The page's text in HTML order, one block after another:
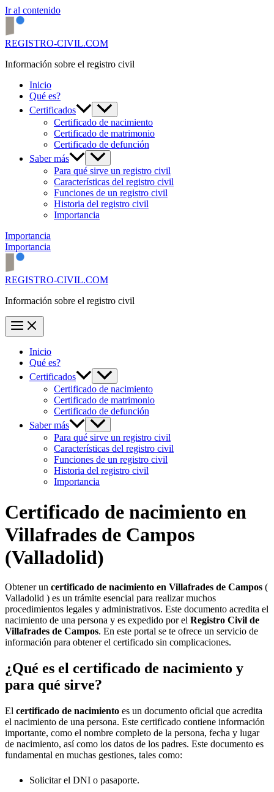
Ir al contenido
REGISTRO-CIVIL.COM
Información sobre el registro civil
Inicio
Qué es?
Certificados
Certificado de nacimiento
Certificado de matrimonio
Certificado de defunción
Saber más
Para qué sirve un registro civil
Características del registro civil
Funciones de un registro civil
Historia del registro civil
Importancia
Importancia
Importancia
REGISTRO-CIVIL.COM
Información sobre el registro civil
Inicio
Qué es?
Certificados
Certificado de nacimiento
Certificado de matrimonio
Certificado de defunción
Saber más
Para qué sirve un registro civil
Características del registro civil
Funciones de un registro civil
Historia del registro civil
Importancia
Certificado de nacimiento en
Villafrades de Campos
(Valladolid)
Obtener un certificado de nacimiento en Villafrades de Campos (
Valladolid ) es un trámite esencial para realizar muchos
procedimientos legales y administrativos. Este documento acredita el
nacimiento de una persona y es expedido por el Registro Civil de
Villafrades de Campos. En este portal se te ofrece un servicio de
información para obtener el certificado sin complicaciones.
¿Qué es el certificado de nacimiento y
para qué sirve?
El certificado de nacimiento es un documento oficial que acredita
el nacimiento de una persona. Este certificado contiene información
importante, como el nombre completo de la persona, fecha y lugar
de nacimiento, así como los datos de los padres. Este documento es
fundamental en muchas gestiones, tales como:
Solicitar el DNI o pasaporte.